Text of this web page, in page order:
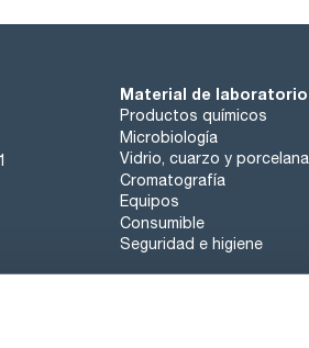
Material de laboratorio
Productos químicos
Microbiología
Vidrio, cuarzo y porcelana
Cromatografía
Equipos
Consumible
Seguridad e higiene